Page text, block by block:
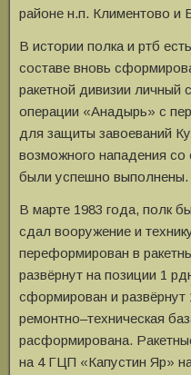
районе н.п. Климентово и
В истории полка и ртб
составе вновь
ракетной дивизии личный
операции «Анадырь» с
для защиты завоеваний
возможного нападения
были успешно выполнены.
В марте 1983 года, полк
сдал вооружение и
переформирован в
развёрнут на позиции 1
сформирован и развёрнут
ремонтно–техническая
расформирована.
на 4 ГЦП «Капустин Яр»